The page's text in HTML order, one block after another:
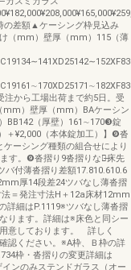
の差額▲ケーシング枠見込み
（mm）壁厚（mm）115（薄
注から工場出荷まで約5日。受
mm）壁厚（mm）BAケーシン
BB142（厚壁）161∼170❸錠
＋¥2,000（本体錠加工）】❾沓
ーシング種類の組合せにより
す。❾沓摺り9沓摺りなし̶床先
バ付薄沓摺り差額17.810.610.6
厚14段差24ツバなし薄沓摺
＝発注寸法H＋12a床材12mm
詳細はP.1119※ツバなし薄沓摺
ります。詳細は※床色と同シー
意しております。 詳しく
認ください。※A枠、Ｂ枠の詳
枠・沓摺りの変更詳細は
インのみステンドガラス（オー